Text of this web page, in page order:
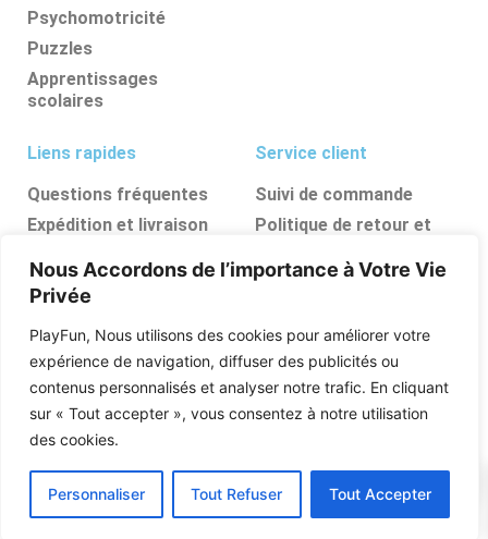
Nous Accordons de l’importance à Votre Vie
Privée
PlayFun, Nous utilisons des cookies pour améliorer votre
expérience de navigation, diffuser des publicités ou
contenus personnalisés et analyser notre trafic. En cliquant
sur « Tout accepter », vous consentez à notre utilisation
des cookies.
Personnaliser Tout Refuser Tout Accepter
Psychomotricité
Puzzles
Apprentissages
scolaires
Liens rapides
Questions fréquentes
Expédition et livraison
remboursements
Ressources, conseils et
astuces
Boutique
Qui sommes nous
Posez vos questions
Service client
Suivi de commande
Politique de retour et
FAQ
PlayFun © 2026 Tous Les Droits Sont Réservés .